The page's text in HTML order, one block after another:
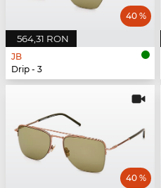
564,31 RON
40 %
JB
Drip - 3
40 %